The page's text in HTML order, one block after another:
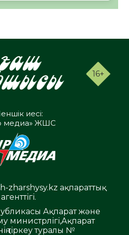
16+
иесі:
медиа» ЖШС
zharshysy.kz ақпараттық
агенттігі.
Ақпарат және
министрлігі,Ақпарат
тіркеу туралы №